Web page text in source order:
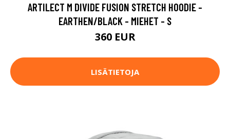
ARTILECT M DIVIDE FUSION STRETCH HOODIE -
EARTHEN/BLACK - MIEHET - S
360 EUR
LISÄTIETOJA